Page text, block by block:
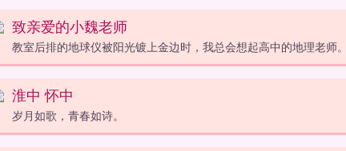
致亲爱的小魏老师
教室后排的地球仪被阳光镀上金边时，我总会想起高中的地理老师。
淮中 怀中
岁月如歌，青春如诗。